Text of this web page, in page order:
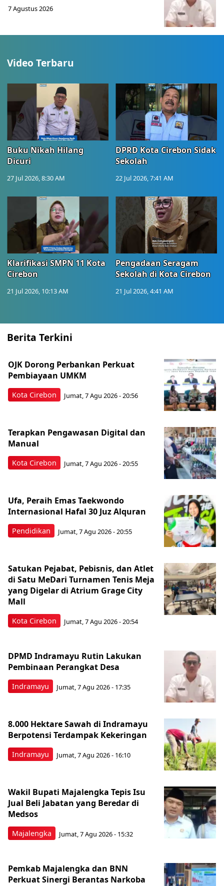
7 Agustus 2026
Video Terbaru
Buku Nikah Hilang
Dicuri
27 Jul 2026, 8:30 AM
DPRD Kota Cirebon Sidak
Sekolah
22 Jul 2026, 7:41 AM
Klarifikasi SMPN 11 Kota
Cirebon
21 Jul 2026, 10:13 AM
Pengadaan Seragam
Sekolah di Kota Cirebon
21 Jul 2026, 4:41 AM
Berita Terkini
Kota Cirebon
OJK Dorong Perbankan Perkuat
Pembiayaan UMKM
Jumat, 7 Agu 2026 - 20:56
Kota Cirebon
Terapkan Pengawasan Digital dan
Manual
Jumat, 7 Agu 2026 - 20:55
Pendidikan
Ufa, Peraih Emas Taekwondo
Internasional Hafal 30 Juz Alquran
Jumat, 7 Agu 2026 - 20:55
Kota Cirebon
Satukan Pejabat, Pebisnis, dan Atlet
di Satu MeDari Turnamen Tenis Meja
yang Digelar di Atrium Grage City
Mall
Jumat, 7 Agu 2026 - 20:54
Indramayu
DPMD Indramayu Rutin Lakukan
Pembinaan Perangkat Desa
Jumat, 7 Agu 2026 - 17:35
Indramayu
8.000 Hektare Sawah di Indramayu
Berpotensi Terdampak Kekeringan
Jumat, 7 Agu 2026 - 16:10
Majalengka
Wakil Bupati Majalengka Tepis Isu
Jual Beli Jabatan yang Beredar di
Medsos
Jumat, 7 Agu 2026 - 15:32
Pemkab Majalengka dan BNN
Perkuat Sinergi Berantas Narkoba